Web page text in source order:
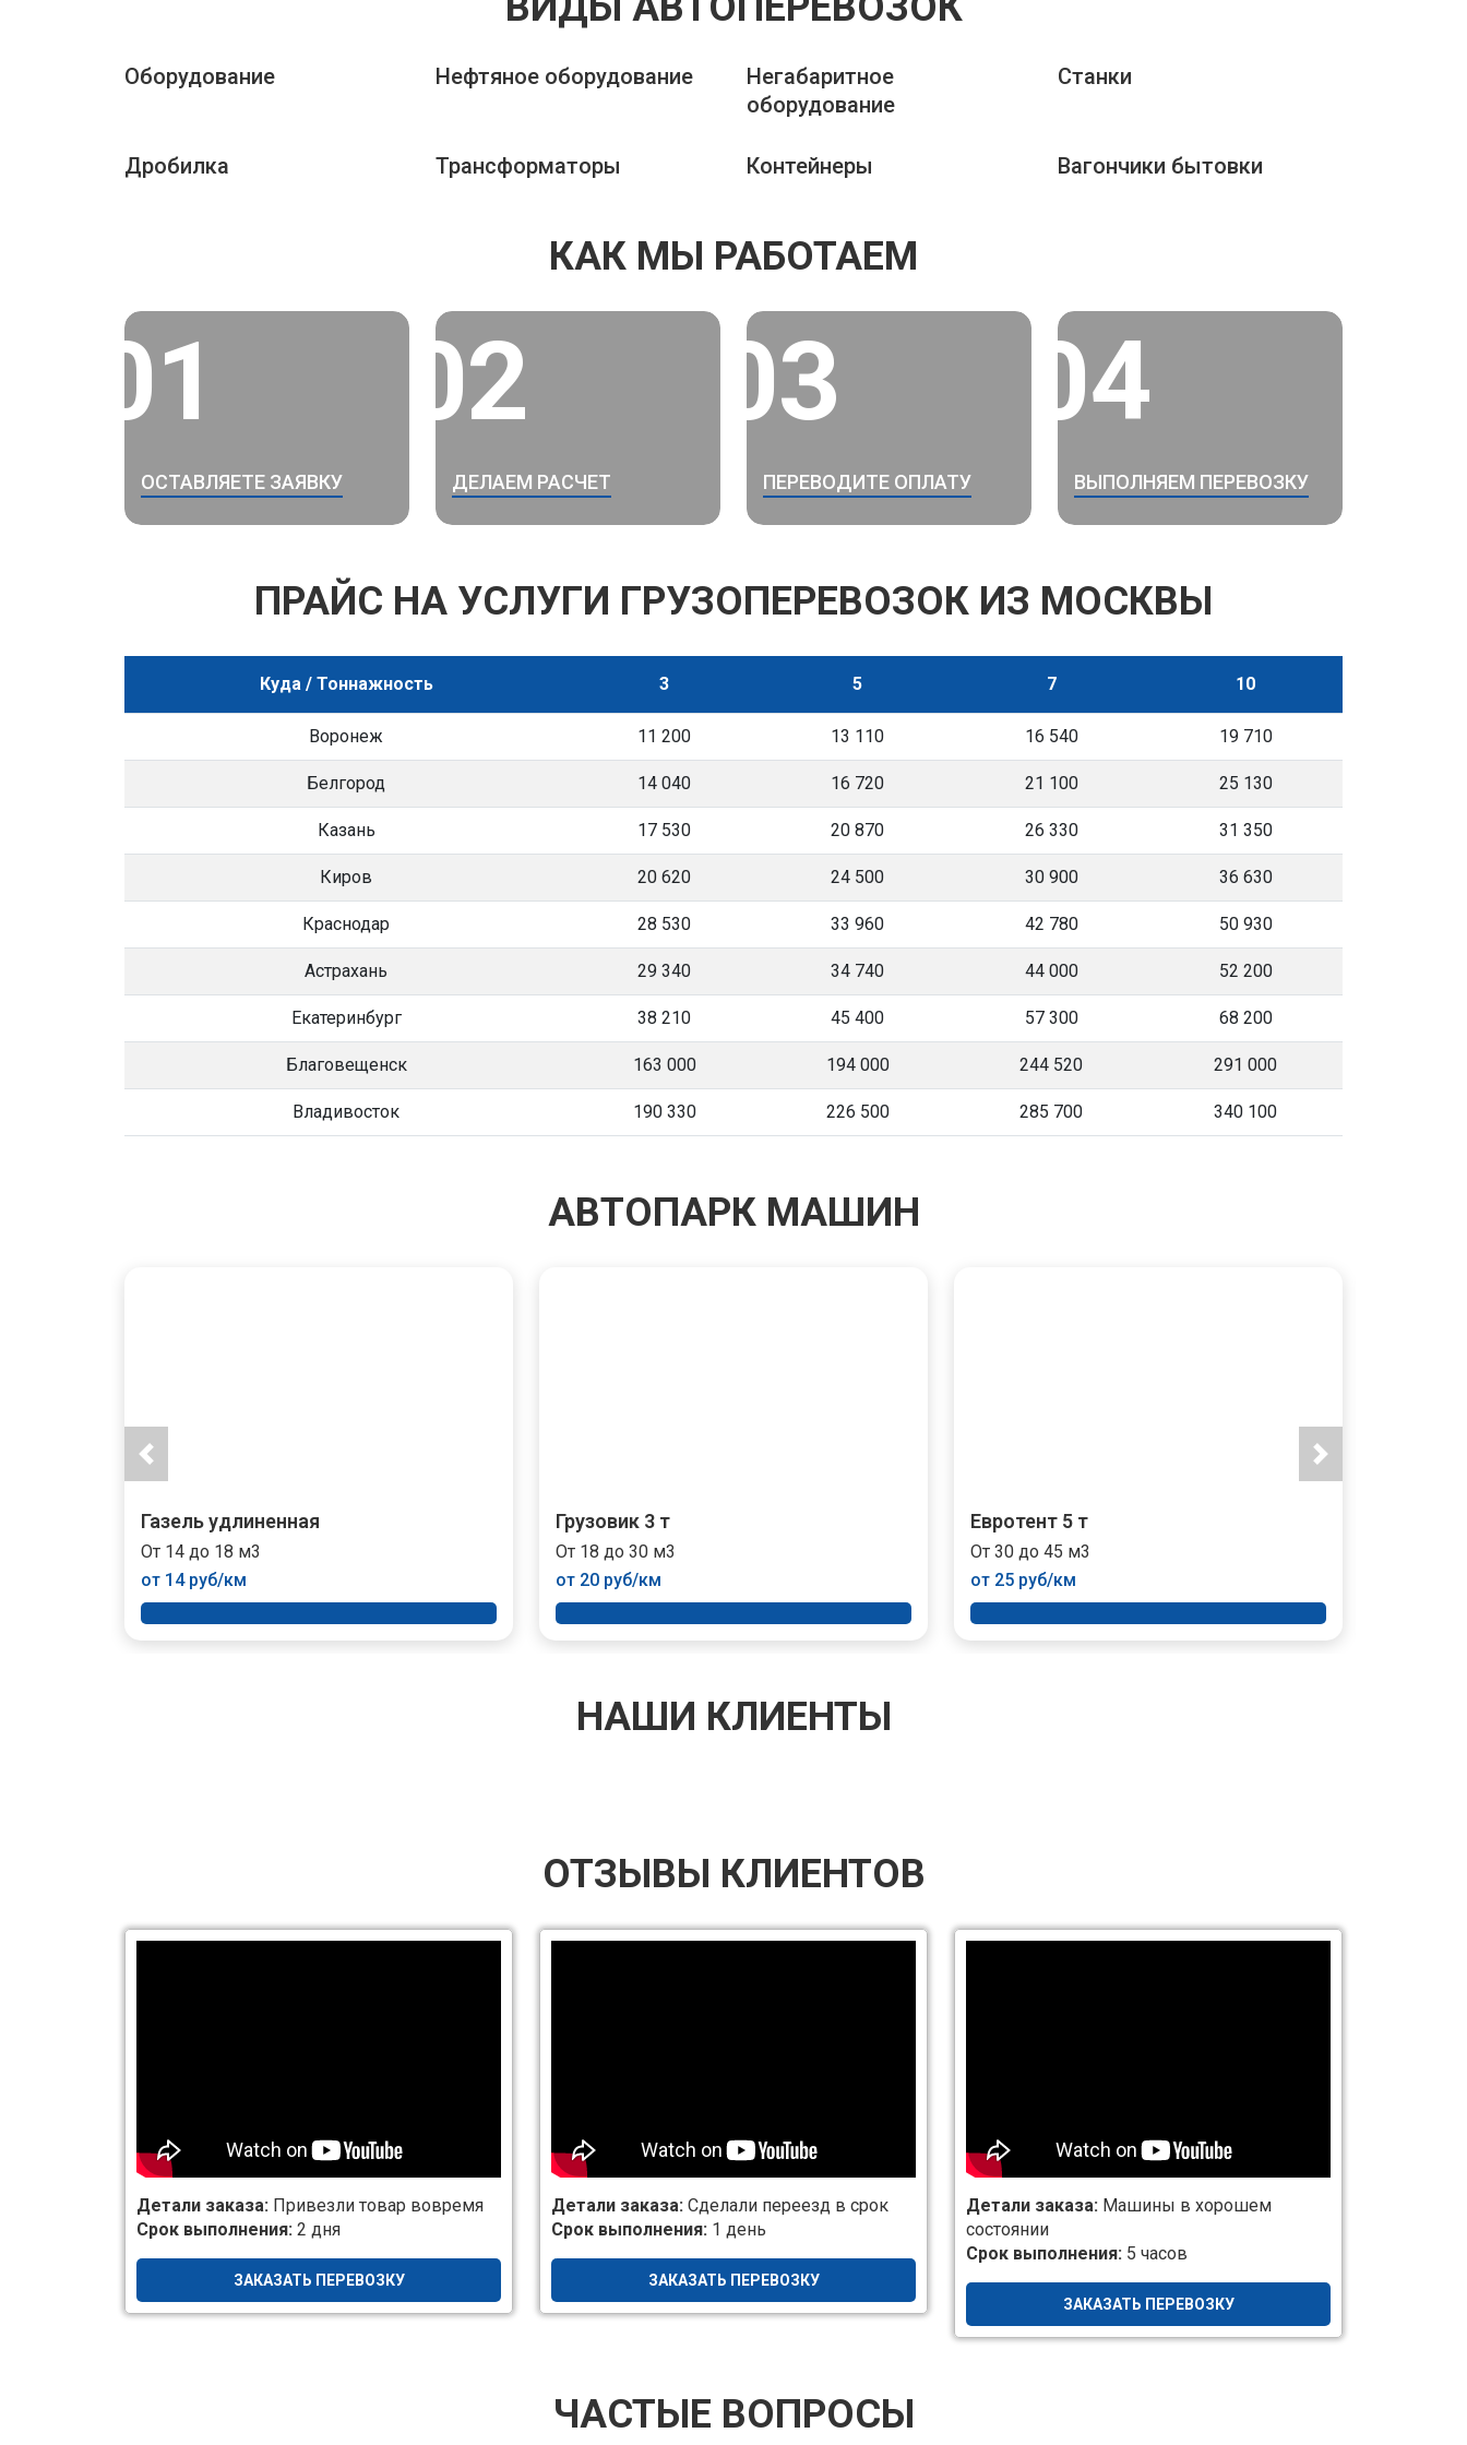
Оборудование Нефтяное оборудование
Негабаритное
оборудование
Станки
Дробилка Трансформаторы Контейнеры Вагончики бытовки
КАК МЫ РАБОТАЕМ
01
ОСТАВЛЯЕТЕ ЗАЯВКУ
02
ДЕЛАЕМ РАСЧЕТ
03
ПЕРЕВОДИТЕ ОПЛАТУ
04
ВЫПОЛНЯЕМ ПЕРЕВОЗКУ
ПРАЙС НА УСЛУГИ ГРУЗОПЕРЕВОЗОК ИЗ МОСКВЫ
Куда / Тоннажность 3 5 7 10
Воронеж 11 200 13 110 16 540 19 710
Белгород 14 040 16 720 21 100 25 130
Казань 17 530 20 870 26 330 31 350
Киров 20 620 24 500 30 900 36 630
Краснодар 28 530 33 960 42 780 50 930
Астрахань 29 340 34 740 44 000 52 200
Екатеринбург 38 210 45 400 57 300 68 200
Благовещенск 163 000 194 000 244 520 291 000
Владивосток 190 330 226 500 285 700 340 100
АВТОПАРК МАШИН
Газель удлиненная
От 14 до 18 м3
от 14 руб/км
Грузовик 3 т
От 18 до 30 м3
от 20 руб/км
Евротент 5 т
От 30 до 45 м3
от 25 руб/км
НАШИ КЛИЕНТЫ
ОТЗЫВЫ КЛИЕНТОВ
Детали заказа: Привезли товар вовремя
Срок выполнения: 2 дня
ЗАКАЗАТЬ ПЕРЕВОЗКУ
Детали заказа: Сделали переезд в срок
Срок выполнения: 1 день
ЗАКАЗАТЬ ПЕРЕВОЗКУ
Детали заказа: Машины в хорошем
состоянии
Срок выполнения: 5 часов
ЗАКАЗАТЬ ПЕРЕВОЗКУ
ЧАСТЫЕ ВОПРОСЫ